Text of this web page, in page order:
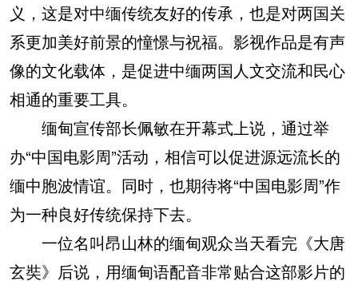
义，这是对中缅传统友好的传承，也是对两国关
系更加美好前景的憧憬与祝福。影视作品是有声
像的文化载体，是促进中缅两国人文交流和民心
相通的重要工具。
缅甸宣传部长佩敏在开幕式上说，通过举
办“中国电影周”活动，相信可以促进源远流长的
缅中胞波情谊。同时，也期待将“中国电影周”作
为一种良好传统保持下去。
一位名叫昂山林的缅甸观众当天看完《大唐
玄奘》后说，用缅甸语配音非常贴合这部影片的